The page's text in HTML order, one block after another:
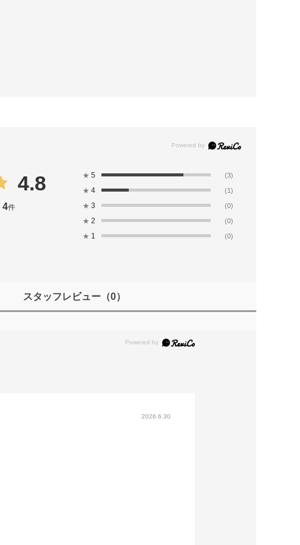
4.8
4件
★ 5 (3)
★ 4 (1)
★ 3 (0)
★ 2 (0)
★ 1 (0)
スタッフレビュー（0）
2026.6.30